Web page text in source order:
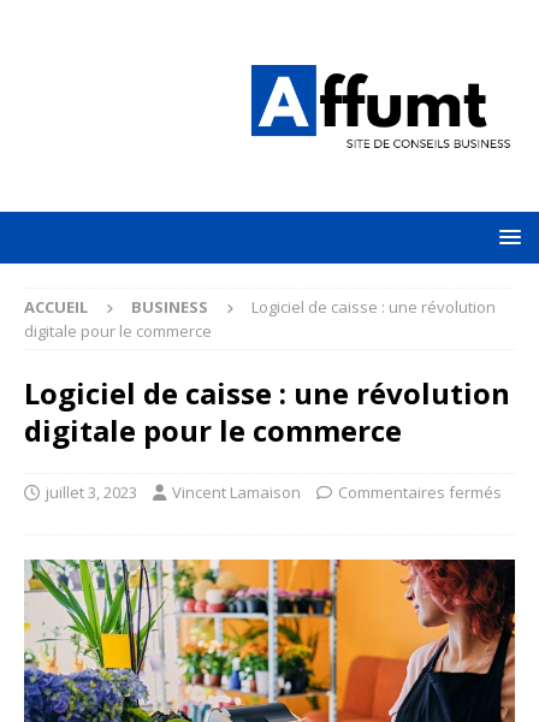
ACCUEIL BUSINESS
Logiciel de caisse : une révolution
digitale pour le commerce
Logiciel de caisse : une révolution
digitale pour le commerce
juillet 3, 2023 Vincent Lamaison Commentaires fermés